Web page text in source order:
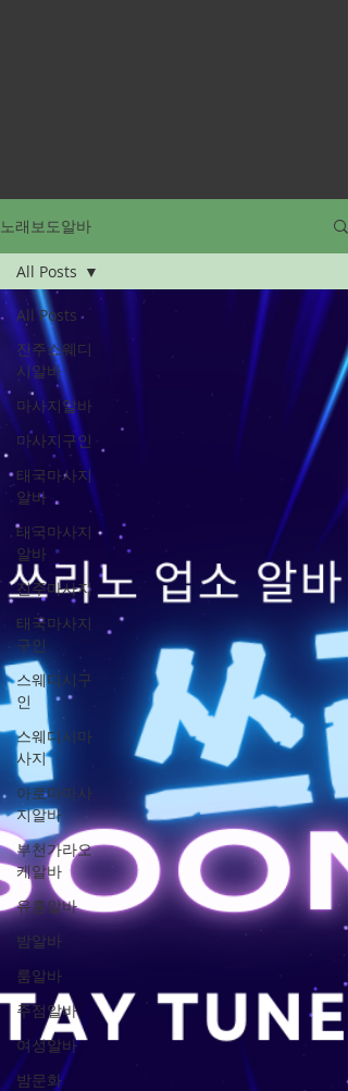
노래보도알바
All Posts
진주스웨디
시알바
마사지알바
마사지구인
태국마사지
알바
태국마사지
알바
진주마사지
태국마사지
구인
스웨디시구
인
스웨디시마
사지
아로마마사
지알바
부천가라오
케알바
유흥알바
밤알바
룸알바
주점알바
여성알바
밤문화
All Posts